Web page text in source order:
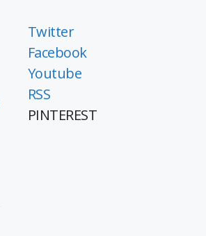
Twitter
Facebook
Youtube
RSS
PINTEREST